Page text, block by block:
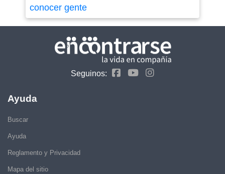
conocer gente
Seguinos:
Ayuda
Buscar
Ayuda
Reglamento y Privacidad
Mapa del sitio